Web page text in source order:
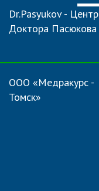
Dr.Pasyukov - Центр
Доктора Пасюкова
ООО «Медракурс -
Томск»